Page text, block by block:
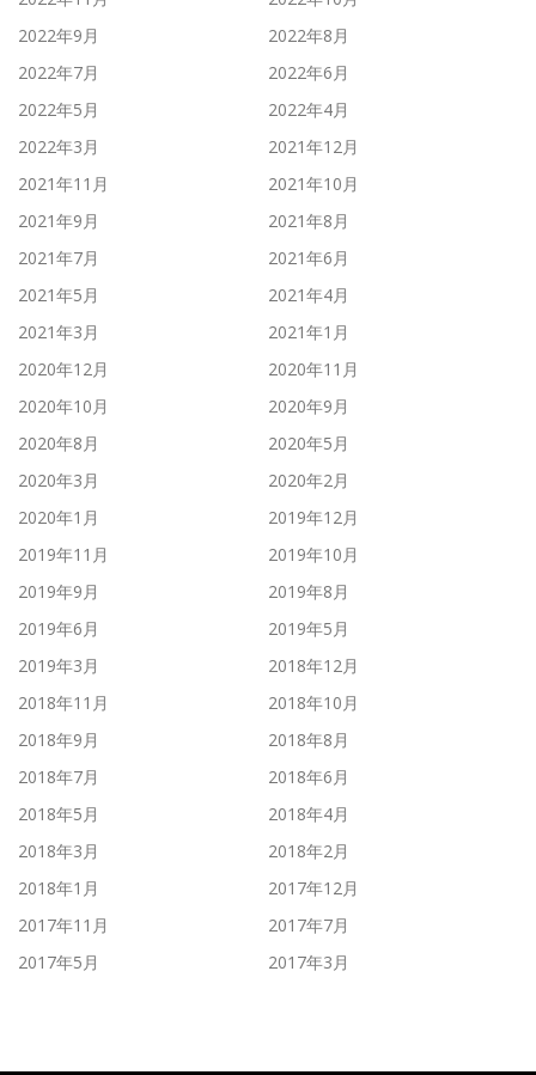
2022年9月
2022年8月
2022年7月
2022年6月
2022年5月
2022年4月
2022年3月
2021年12月
2021年11月
2021年10月
2021年9月
2021年8月
2021年7月
2021年6月
2021年5月
2021年4月
2021年3月
2021年1月
2020年12月
2020年11月
2020年10月
2020年9月
2020年8月
2020年5月
2020年3月
2020年2月
2020年1月
2019年12月
2019年11月
2019年10月
2019年9月
2019年8月
2019年6月
2019年5月
2019年3月
2018年12月
2018年11月
2018年10月
2018年9月
2018年8月
2018年7月
2018年6月
2018年5月
2018年4月
2018年3月
2018年2月
2018年1月
2017年12月
2017年11月
2017年7月
2017年5月
2017年3月